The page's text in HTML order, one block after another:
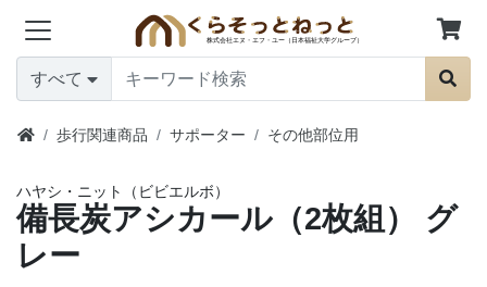
すべて
歩行関連商品 サポーター その他部位用
ハヤシ・ニット（ビビエルボ）
備長炭アシカール（2枚組）
グ
レー